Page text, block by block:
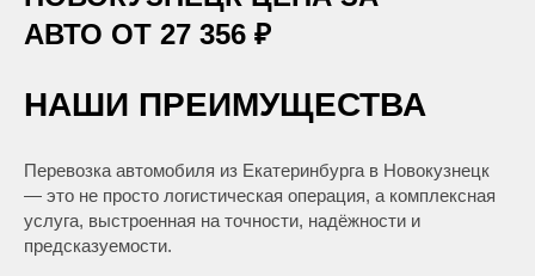
АВТО ОТ 27 356 ₽
НАШИ ПРЕИМУЩЕСТВА
Перевозка автомобиля из Екатеринбурга в Новокузнецк
— это не просто логистическая операция, а комплексная
услуга, выстроенная на точности, надёжности и
предсказуемости.